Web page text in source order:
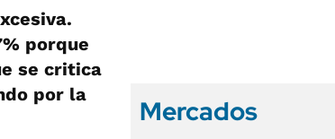
porque
se critica
por la
Mercados